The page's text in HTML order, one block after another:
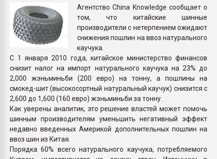
Агентство China Knowledge сообщает о
том, что китайские шинные
производители с нетерпением ожидают
снижения пошлин на ввоз натурального
каучука.
С 1 января 2010 года, китайское министерство финансов
снизит налог на импорт натурального каучука на 23% до
2,000 жэньминьби (200 евро) на тонну, а пошлины на
смокед-шит (высокосортный натуральный каучук) снизится с
2,600 до 1,600 (160 евро) жэньминьби за тонну.
Как уверены аналитик, это решение властей может помочь
шинным производителям уменьшить негативный эффект
недавно введенных Америкой дополнительных пошлин на
ввоз шин из Китая.
Порядка 60% всего натурального каучука, потребляемого